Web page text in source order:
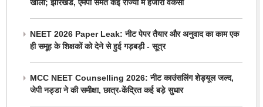
खाली; झारखंड, एमपी समेत कई राज्यों में हजारों वैकेंसी
NEET 2026 Paper Leak: नीट पेपर तैयार और अनुवाद का काम एक
ही समूह के शिक्षकों को देने से हुई गड़बड़ी - सूत्र
MCC NEET Counselling 2026: नीट काउंसलिंग शेड्यूल जल्द,
जेपी नड्डा ने की समीक्षा, छात्र-केंद्रित कई बड़े सुधार